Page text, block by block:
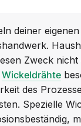
deiner
Zweck nicht
Wickeldrähte
des
Spezielle